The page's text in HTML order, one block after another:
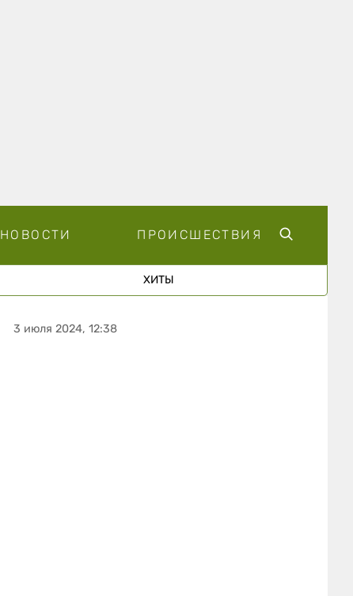
НОВОСТИ ПРОИСШЕСТВИЯ
ХИТЫ
3 июля 2024, 12:38